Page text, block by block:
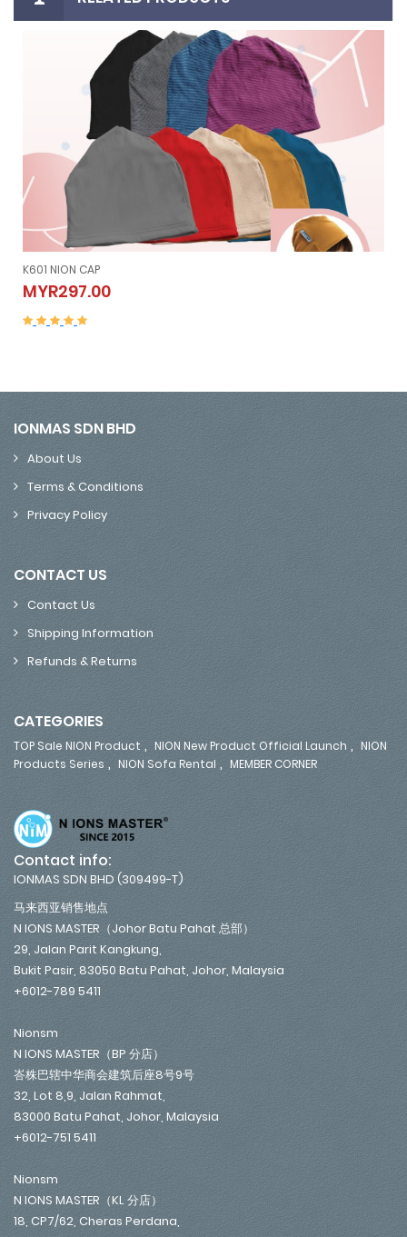
K605 NION SLEEVELESS (Vest）
MYR507.00K605 NION SLEEVELESS (Vest）
MYR507.00
IONMAS SDN BHD
About Us
Terms & Conditions
Privacy Policy
CONTACT US
Contact Us
Shipping Information
Refunds & Returns
CATEGORIES
TOP Sale NION Product , NION New Product Official Launch , NION
Products Series , NION Sofa Rental , MEMBER CORNER
Contact info:
IONMAS SDN BHD (309499-T)
马来西亚销售地点
N IONS MASTER（Johor Batu Pahat 总部）
29, Jalan Parit Kangkung,
Bukit Pasir, 83050 Batu Pahat, Johor, Malaysia
+6012-789 5411
Nionsm
N IONS MASTER（BP 分店）
峇株巴辖中华商会建筑后座8号9号
32, Lot 8,9, Jalan Rahmat,
83000 Batu Pahat, Johor, Malaysia
+6012-751 5411
Nionsm
N IONS MASTER（KL 分店）
18, CP7/62, Cheras Perdana,